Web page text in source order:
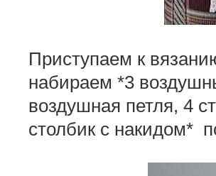
Приступаем к
набираем *3
воздушная петля, 4
столбик с накидом*